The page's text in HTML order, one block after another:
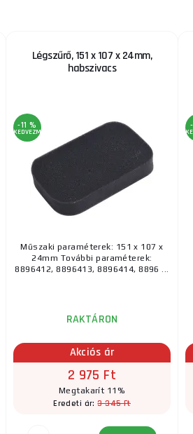
Légszűrő, 151 x 107 x 24mm,
habszivacs
-11 %
KEDVEZMÉNY
Műszaki paraméterek: 151 x 107 x
24mm További paraméterek:
8896412, 8896413, 8896414, 8896 ...
RAKTÁRON
Akciós ár
2 975 Ft
Megtakarít 11%
Eredeti ár:3 345 Ft